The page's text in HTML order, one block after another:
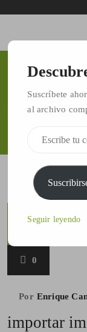
importar
Inicio/software
agosto 30,
0
Por Enrique
importar
Suscríbete
al archivo
Seguir leyendo